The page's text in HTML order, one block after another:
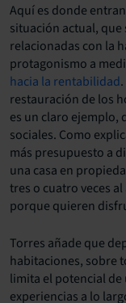
Aquí es donde
situación actual, que
relacionadas con la
protagonismo a
hacia la rentabilidad
restauración de los
es un claro ejemplo,
sociales. Como
más presupuesto a
una casa en
tres o cuatro veces
porque quieren
Torres añade que
habitaciones, sobre
limita el potencial
experiencias a lo